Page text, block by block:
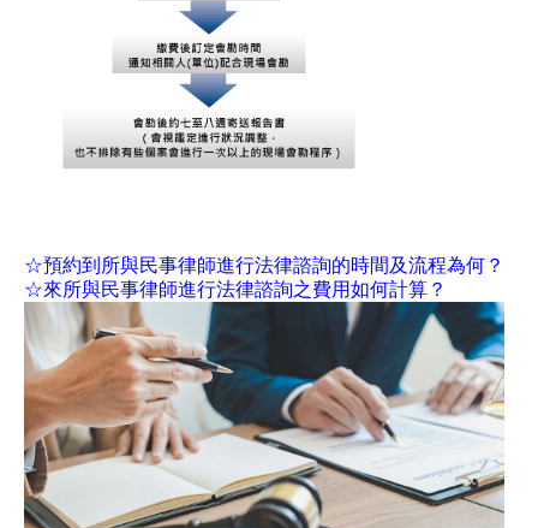
☆預約到所與民事律師進行法律諮詢的時間及流程為何？
☆來所與民事律師進行法律諮詢之費用如何計算？